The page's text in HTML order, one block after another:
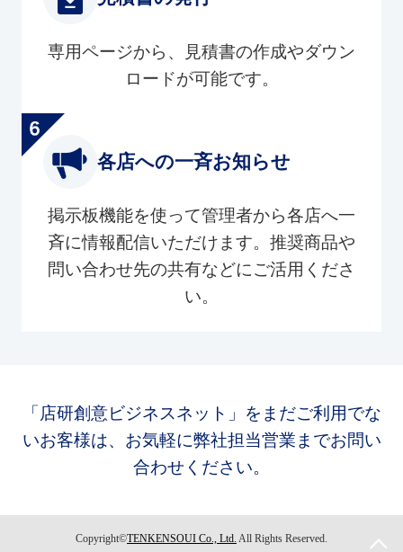
専用ページから、見積書の作成やダウン
ロードが可能です。
各店への一斉お知らせ
掲示板機能を使って管理者から各店へ一
斉に情報配信いただけます。推奨商品や
問い合わせ先の共有などにご活用くださ
い。
「店研創意ビジネスネット」をまだご利用でな
いお客様は、お気軽に弊社担当営業までお問い
合わせください。
Copyright©TENKENSOUI Co., Ltd. All Rights Reserved.